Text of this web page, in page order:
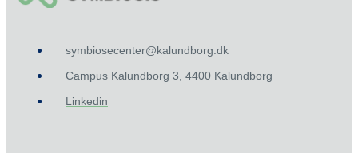
symbiosecenter@kalundborg.dk
Campus Kalundborg 3, 4400 Kalundborg
Linkedin